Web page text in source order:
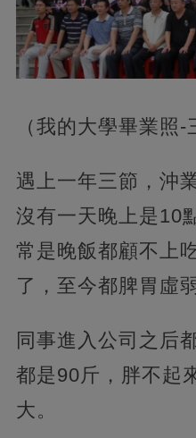
（我的大學畢業照-
遇上一年三節，沖
沒有一天晚上是10
常是晚飯都顧不上
了，至今都脾胃虛弱
同事進入公司之后
都是90斤，胖不起
大。